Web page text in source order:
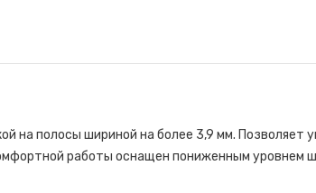
на полосы шириной на более 3,9 мм. Позволяет
работы оснащен пониженным уровнем